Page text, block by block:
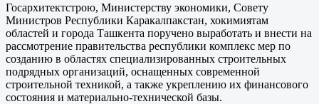
Госархитектстрою, Министерству экономики, Совету
Министров Республики Каракалпакстан, хокимиятам
областей и города Ташкента поручено выработать и внести на
рассмотрение правительства республики комплекс мер по
созданию в областях специализированных строительных
подрядных организаций, оснащенных современной
строительной техникой, а также укреплению их финансового
состояния и материально-технической базы.